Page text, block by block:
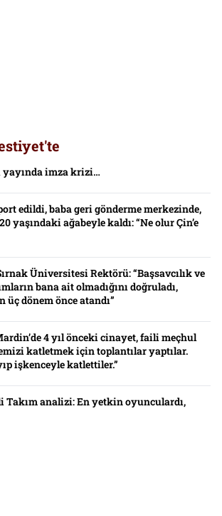
yayında imza krizi…
edildi, baba geri gönderme merkezinde,
yaşındaki ağabeyle kaldı: “Ne olur Çin’e
Üniversitesi Rektörü: “Başsavcılık ve
bana ait olmadığını doğruladı,
üç dönem önce atandı”
4 yıl önceki cinayet, faili meçhul
katletmek için toplantılar yaptılar.
işkenceyle katlettiler.”
Takım analizi: En yetkin oyunculardı,